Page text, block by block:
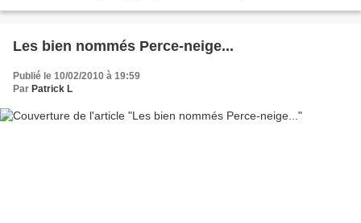
Les bien nommés Perce-neige...
Publié le 10/02/2010 à 19:59
Par Patrick L